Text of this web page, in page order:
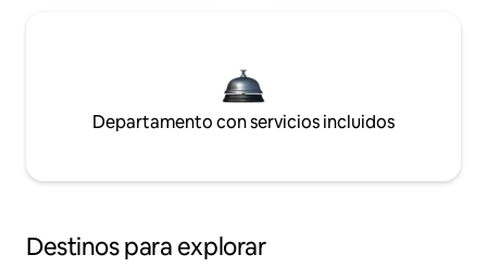
Departamento con servicios incluidos
Destinos para explorar